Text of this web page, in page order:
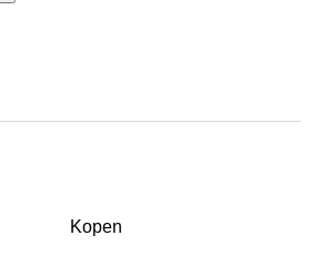
Kopen